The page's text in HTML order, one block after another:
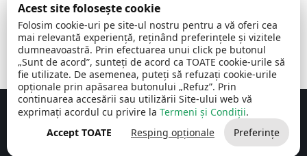
08:00 -
16:30
, vineri:
08:00 -
14:00
Comuna Cerchezu © 2026Toate drepturile rezervate
Concept realizat de Big Media Relații Publice SRL
Acest site folosește cookie
Folosim cookie-uri pe site-ul nostru pentru a vă oferi cea
mai relevantă experiență, reținând preferințele și vizitele
dumneavoastră. Prin efectuarea unui click pe butonul
„Sunt de acord”, sunteți de acord ca TOATE cookie-urile să
fie utilizate. De asemenea, puteți să refuzați cookie-urile
opționale prin apăsarea butonului „Refuz”. Prin
continuarea accesării sau utilizării Site-ului web vă
exprimați acordul cu privire la Termeni și Condiții.
Accept TOATE
Resping opționale Preferințe